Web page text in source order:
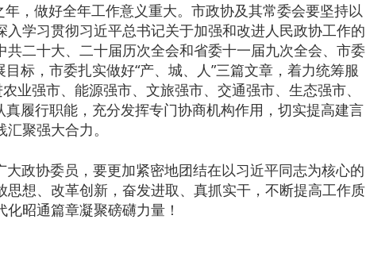
，做好全年工作意义重大。市政协及其常委会要坚持以
学习贯彻习近平总书记关于加强和改进人民政协工作的
二十大、二十届历次全会和省委十一届九次全会、市委
标，市委扎实做好“产、城、人”三篇文章，着力统筹服
业强市、能源强市、文旅强市、交通强市、生态强市、
履行职能，充分发挥专门协商机构作用，切实提高建言
聚强大合力。
政协委员，要更加紧密地团结在以习近平同志为核心的
想、改革创新，奋发进取、真抓实干，不断提高工作质
昭通篇章凝聚磅礴力量！